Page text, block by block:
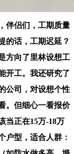
伴侣们，工期质量
的话，工期迟延？
方向了里林设想工
开工。我还研究了
公司，对设想个性
。但细心一看报价
当正在15万-18万
户型，适合人群：